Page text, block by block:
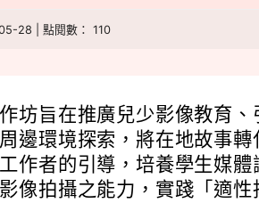
28 | 點閱數： 110
坊旨在推廣兒少影像教育
邊環境探索，將在地故事
作者的引導，培養學生媒
像拍攝之能力，實踐「適